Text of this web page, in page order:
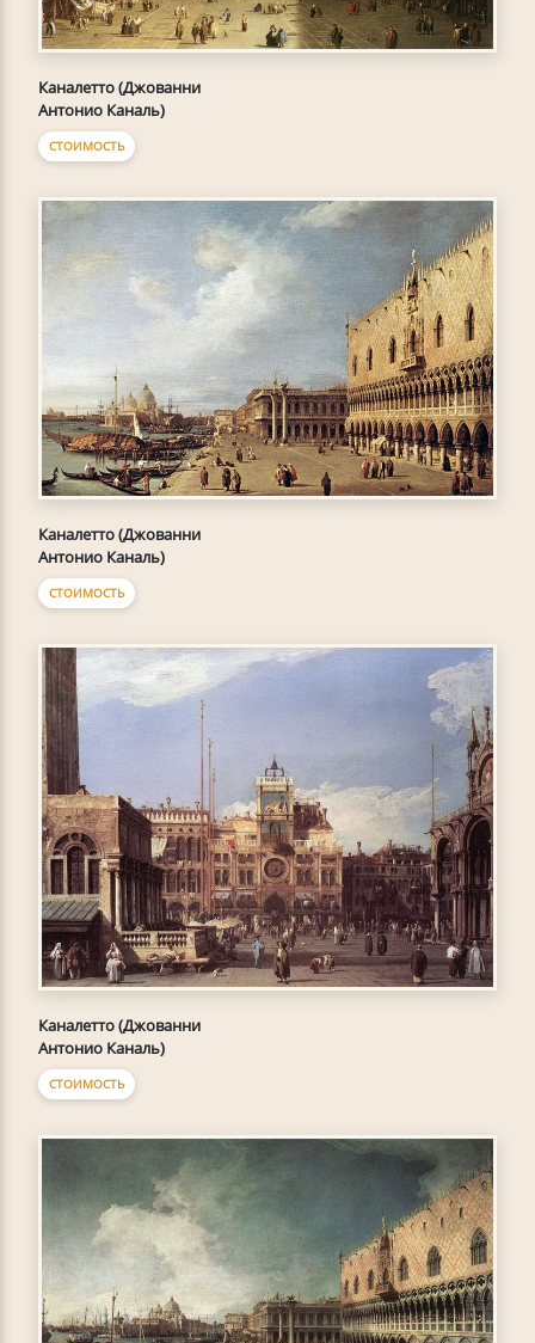
Каналетто (Джованни
Антонио Каналь)
СТОИМОСТЬ
Каналетто (Джованни
Антонио Каналь)
СТОИМОСТЬ
Каналетто (Джованни
Антонио Каналь)
СТОИМОСТЬ